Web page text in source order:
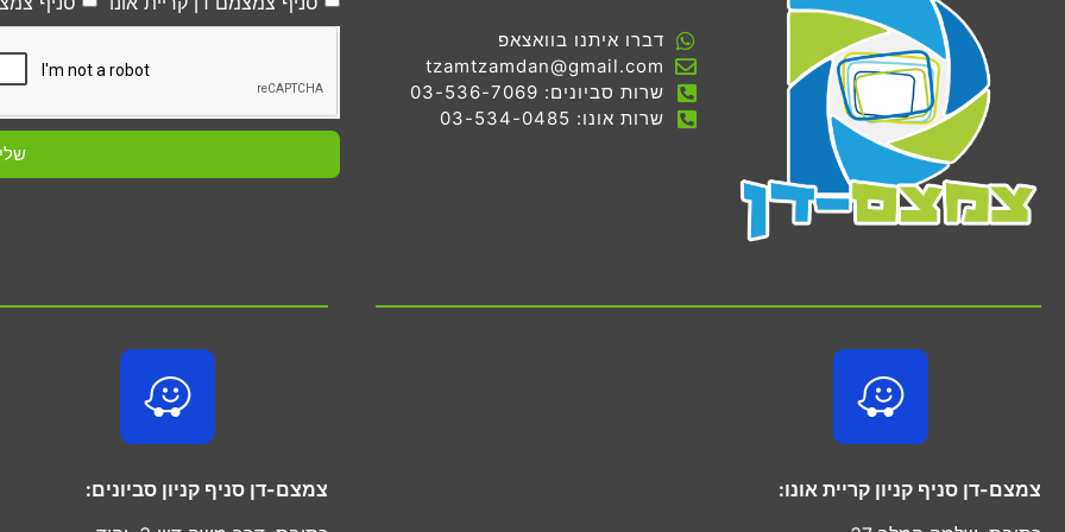
דברו איתנו בוואצאפ
tzamtzamdan@gmail.com
שרות סביונים: 03-536-7069
שרות אונו: 03-534-0485
צמצם-דן סניף קניון קריית אונו:
צמצם-דן סניף קניון סביונים: